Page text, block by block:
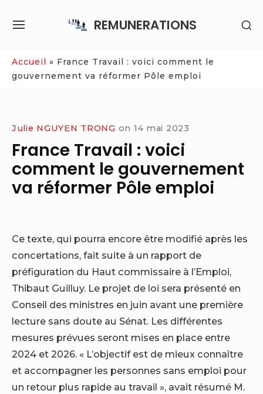
REMUNERATIONS
SITE
Accueil » France Travail : voici comment le
gouvernement va réformer Pôle emploi
Julie NGUYEN TRONG on 14 mai 2023
France Travail : voici
comment le gouvernement
va réformer Pôle emploi
Ce texte, qui pourra encore être modifié après les
concertations, fait suite à un rapport de
préfiguration du Haut commissaire à l’Emploi,
Thibaut Guilluy. Le projet de loi sera présenté en
Conseil des ministres en juin avant une première
lecture sans doute au Sénat. Les différentes
mesures prévues seront mises en place entre
2024 et 2026. « L’objectif est de mieux connaître
et accompagner les personnes sans emploi pour
un retour plus rapide au travail », avait résumé M.